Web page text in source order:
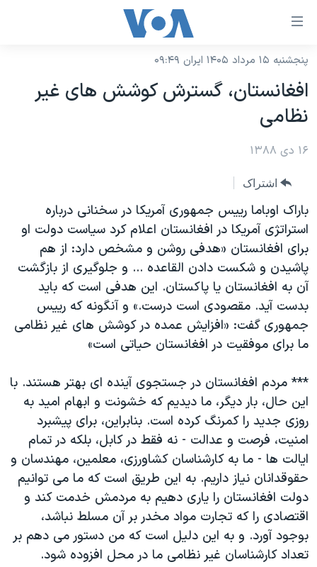
لینکهای
دسترسی
جهش
محتوای
اصلی
جهش
صفحه
اصلی
جهش
به
جستجو
نسخه سبک وب‌سایت
موضوع ها
ایران
آمریکا
جهان
ورزشی
گزیده‌ها
ویژه برنامه‌ها
ویدیوها
فرهنگ و زندگی
اقتصادی
علم و فناوری
اسرائیل در جنگ
گالری عکس
آرشیو پخش زنده
برنامه های تلویزیونی
جدول برنامه ها
صفحه‌های ویژه
جام جهانی ۲۰۲۶
عملیات خشم حماسی
۲۵۰سالگی آمریکا
بایگانی برنامه‌های تلویزیونی
مستندها
حمله جمهوری اسلامی به اسرائیل
رمز مهسا
ورزش زنان در ایران
اعتراضات زن، زندگی، آزادی
مجموعه مستندهای دادخواهی
تریبونال مردمی آبان ۹۸
دادگاه حمید نوری
چهل سال گروگان‌گیری
فرکانس‌های صدای آمریکا
پخش رادیویی
یادگیری زبان انگلیسی
دنبال کنید
زبانهای مختلف
پنجشنبه ۱۵ مرداد ۱۴۰۵ ایران ۰۹:۴۹
افغانستان، گسترش کوشش های غیر
نظامی
۱۶ دی ۱۳۸۸
اشتراک
باراک اوباما رییس جمهوری آمریکا در سخنانی درباره
استراتژی آمریکا در افغانستان اعلام کرد سیاست دولت او
برای افغانستان «هدفی روشن و مشخص دارد: از هم
پاشیدن و شکست دادن القاعده ... و جلوگیری از بازگشت
آن به افغانستان یا پاکستان. این هدفی است که باید
بدست آید. مقصودی است درست.» و آنگونه که رییس
جمهوری گفت: «افزایش عمده در کوشش های غیر نظامی
ما برای موفقیت در افغانستان حیاتی است»
*** مردم افغانستان در جستجوی آینده ای بهتر هستند. با
این حال، بار دیگر، ما دیدیم که خشونت و ابهام امید به
روزی جدید را کمرنگ کرده است. بنابراین، برای پیشبرد
امنیت، فرصت و عدالت - نه فقط در کابل، بلکه در تمام
ایالت ها - ما به کارشناسان کشاورزی، معلمین، مهندسان و
حقوقدانان نیاز داریم. به این طریق است که ما می توانیم
دولت افغانستان را یاری دهیم به مردمش خدمت کند و
اقتصادی را که تجارت مواد مخدر بر آن مسلط نباشد،
بوجود آورد. و به این دلیل است که من دستور می دهم بر
تعداد کارشناسان غیر نظامی ما در محل افزوده شود.